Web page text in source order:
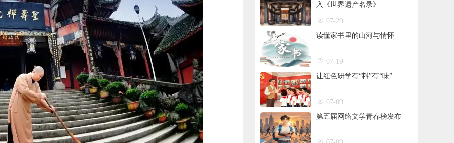
入《世界遗产名录》
07-29
读懂家书里的山河与情怀
07-19
让红色研学有“料”有“味”
07-09
第五届网络文学青春榜发布